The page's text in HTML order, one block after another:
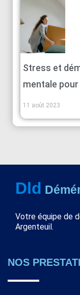
Stress et
mentale
11 août 2023
Dld
Votre équipe de
Argenteuil.
NOS